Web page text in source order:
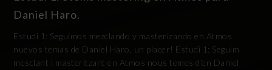
Daniel Haro.
Estudi 1: Seguimos mezclando y masterizando en Atmos
nuevos temas de Daniel Haro, un placer! Estudi 1: Seguim
mesclant i masteritzant en Atmos nous temes d’en Daniel